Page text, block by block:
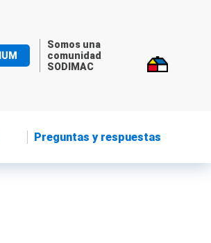
Somos una
comunidad
SODIMAC
Preguntas y respuestas